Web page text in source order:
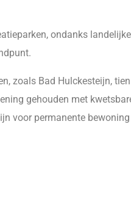
ondanks landelijke
zoals Bad Hulckesteijn, tien
gehouden met
voor permanente bewoning